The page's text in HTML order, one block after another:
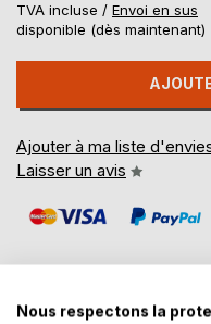
TVA incluse / Envoi en sus
disponible (dès maintenant)
Ajouter à ma liste
Laisser un avis
Nous respectons la